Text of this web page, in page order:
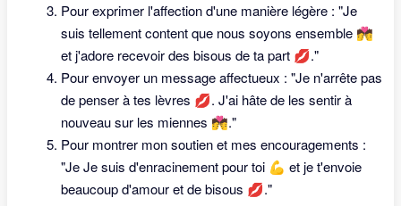
Pour exprimer l'affection d'une manière légère : "Je
suis tellement content que nous soyons ensemble 💏
et j'adore recevoir des bisous de ta part 💋."
Pour envoyer un message affectueux : "Je n'arrête pas
de penser à tes lèvres 💋. J'ai hâte de les sentir à
nouveau sur les miennes 💏."
Pour montrer mon soutien et mes encouragements :
"Je Je suis d'enracinement pour toi 💪 et je t'envoie
beaucoup d'amour et de bisous 💋."